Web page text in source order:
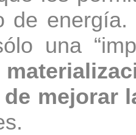
de
una
mejorar